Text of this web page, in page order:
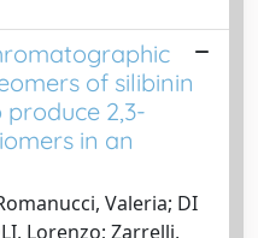
of silibinin
2,3-
in an
Valeria; DI
Lorenzo; Zarrelli,